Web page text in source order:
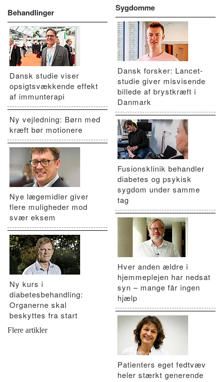
Behandlinger
Dansk studie viser
opsigtsvækkende effekt
af immunterapi
Ny vejledning: Børn med
kræft bør motionere
Nye lægemidler giver
flere muligheder mod
svær eksem
Ny kurs i
diabetesbehandling:
Organerne skal
beskyttes fra start
Flere artikler
Sygdomme
Dansk forsker: Lancet-
studie giver misvisende
billede af brystkræft i
Danmark
Fusionsklinik behandler
diabetes og psykisk
sygdom under samme
tag
Hver anden ældre i
hjemmeplejen har nedsat
syn – mange får ingen
hjælp
Patienters eget fedtvæv
heler stærkt generende